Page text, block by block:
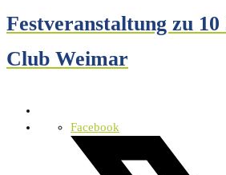
Festveranstaltung zu
Club Weimar
Facebook